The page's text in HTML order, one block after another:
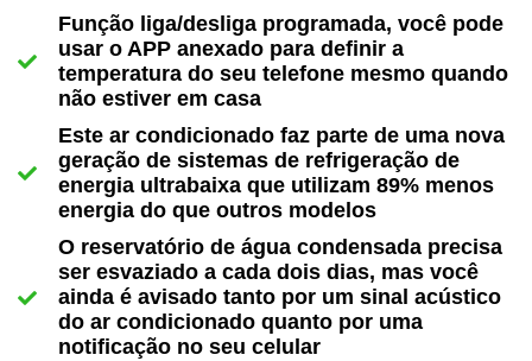
Função liga/desliga programada, você pode
usar o APP anexado para definir a
temperatura do seu telefone mesmo quando
não estiver em casa
Este ar condicionado faz parte de uma nova
geração de sistemas de refrigeração de
energia ultrabaixa que utilizam 89% menos
energia do que outros modelos
O reservatório de água condensada precisa
ser esvaziado a cada dois dias, mas você
ainda é avisado tanto por um sinal acústico
do ar condicionado quanto por uma
notificação no seu celular